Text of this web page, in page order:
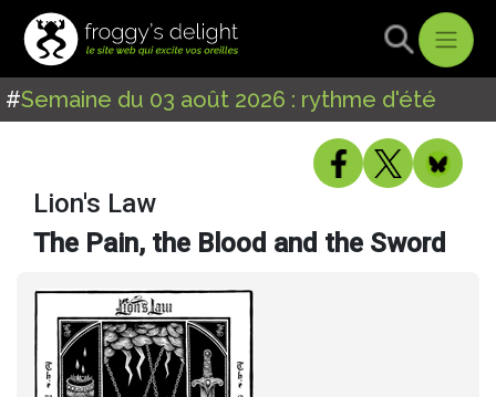
#Semaine du 03 août 2026 : rythme d'été
Lion's Law
The Pain, the Blood and the Sword